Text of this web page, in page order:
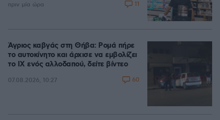
πριν μία ώρα 11
Άγριος καβγάς στη Θήβα: Ρομά πήρε
το αυτοκίνητο και άρχισε να εμβολίζει
το ΙΧ ενός αλλοδαπού, δείτε βίντεο
07.08.2026, 10:27 60